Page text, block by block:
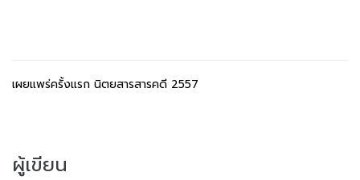
เผยแพร่ครั้งแรก นิตยสารสารคดี 2557
ผู้เขียน